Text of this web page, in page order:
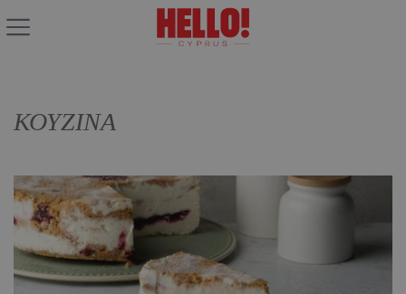
ΚΟΥΖΙΝΑ